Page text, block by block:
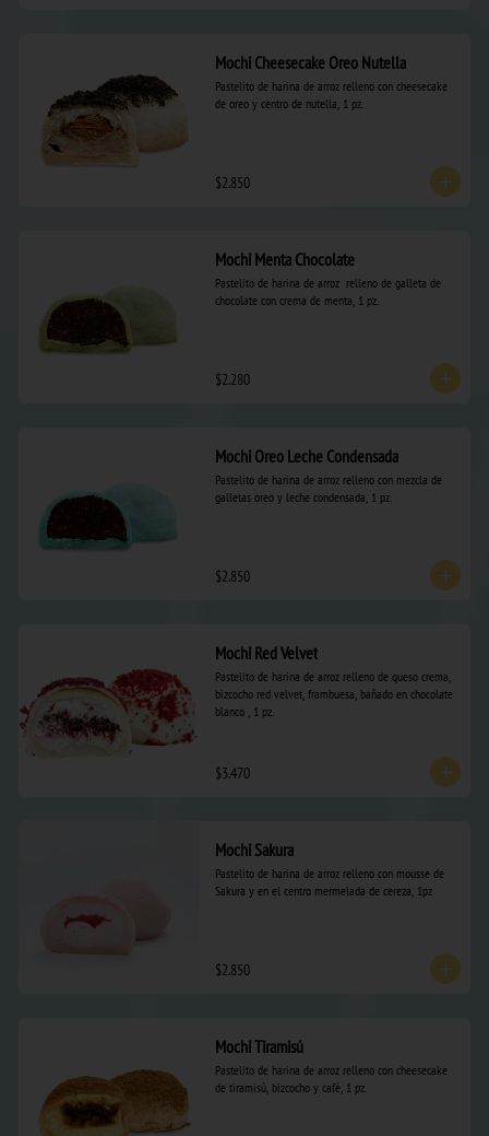
Mochi Cheesecake Oreo Nutella
Pastelito de harina de arroz relleno con cheesecake
de oreo y centro de nutella, 1 pz.
$2.850
Mochi Menta Chocolate
Pastelito de harina de arroz  relleno de galleta de
chocolate con crema de menta, 1 pz.
$2.280
Mochi Oreo Leche Condensada
Pastelito de harina de arroz relleno con mezcla de
galletas oreo y leche condensada, 1 pz.
$2.850
Mochi Red Velvet
Pastelito de harina de arroz relleno de queso crema,
bizcocho red velvet, frambuesa, bañado en chocolate
blanco , 1 pz.
$3.470
Mochi Sakura
Pastelito de harina de arroz relleno con mousse de
Sakura y en el centro mermelada de cereza, 1pz
$2.850
Mochi Tiramisú
Pastelito de harina de arroz relleno con cheesecake
de tiramisú, bizcocho y café, 1 pz.